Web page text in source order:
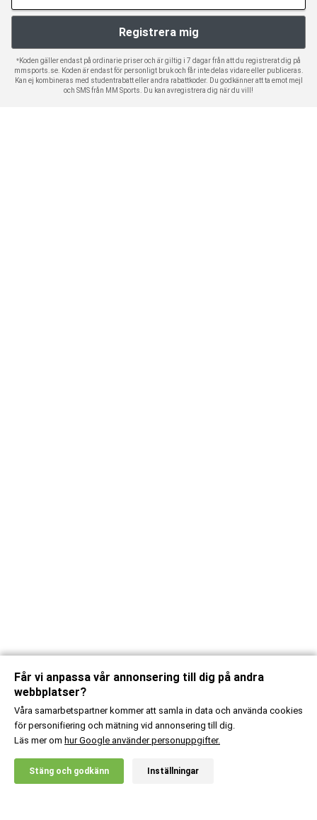
20% RABATT!
X
*Koden gäller endast på ordinarie priser och är giltig i 7 dagar från att du registrerat dig på
mmsports.se. Koden är endast för personligt bruk och får inte delas vidare eller publiceras.
Kan ej kombineras med studentrabatt eller andra rabattkoder. Du godkänner att ta emot mejl
och SMS från MM Sports. Du kan avregistrera dig när du vill!
Får vi anpassa vår annonsering till dig på andra
webbplatser?
Våra samarbetspartner kommer att samla in data och använda cookies
för personifiering och mätning vid annonsering till dig.
Läs mer om hur Google använder personuppgifter.
Stäng och godkänn Inställningar